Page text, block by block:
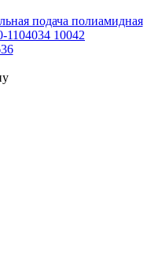
подача полиамидная
1104034 10042